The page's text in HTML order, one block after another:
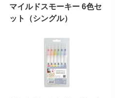
マイルドスモーキー 6色セ
ット（シングル）